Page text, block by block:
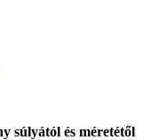
súlyától és méretétől